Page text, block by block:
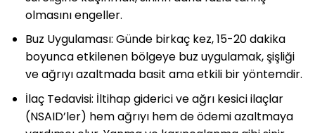
olmasını engeller.
Buz Uygulaması: Günde birkaç kez, 15-20 dakika
boyunca etkilenen bölgeye buz uygulamak, şişliği
ve ağrıyı azaltmada basit ama etkili bir yöntemdir.
İlaç Tedavisi: İltihap giderici ve ağrı kesici ilaçlar
(NSAID’ler) hem ağrıyı hem de ödemi azaltmaya